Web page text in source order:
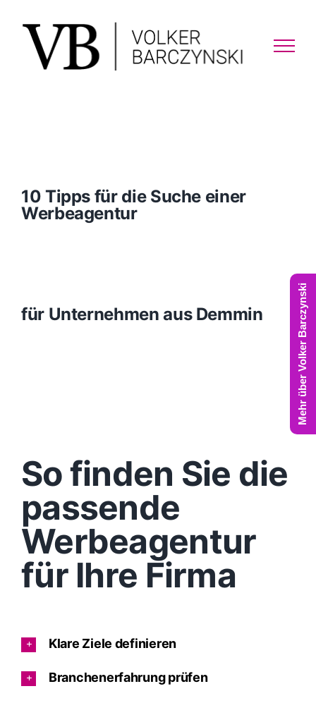
content
10 Tipps für die Suche einer
Werbeagentur
für Unternehmen aus Demmin
So finden Sie die
passende
Werbeagentur
für Ihre Firma
Klare Ziele definieren
Branchenerfahrung prüfen
Mehr über Volker Barczynski